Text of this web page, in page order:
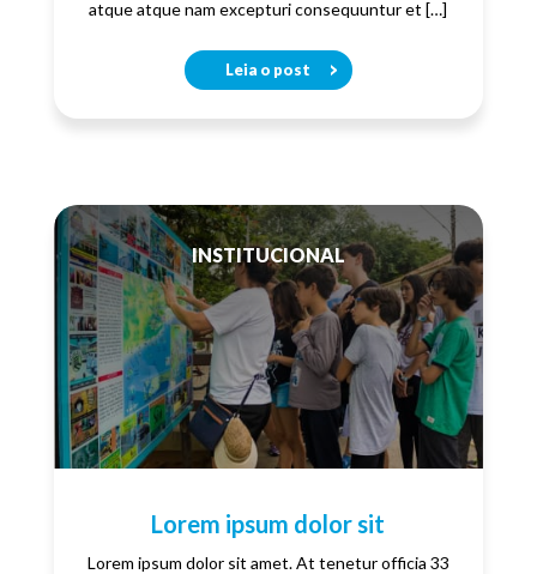
atque atque nam excepturi consequuntur et […]
Leia o post
INSTITUCIONAL
Lorem ipsum dolor sit
Lorem ipsum dolor sit amet. At tenetur officia 33